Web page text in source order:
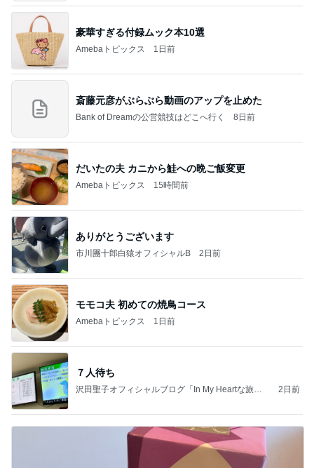
豪華すぎる付録ムック本10選
Amebaトピックス 1日前
斎藤元彦がぶらぶら動画のアップを止めた
Bank of Dreamの公営競技はどこへ行く 8日前
だいたの夫 カニから鮭への晩ご飯変更
Amebaトピックス 15時間前
ありがとうございます
市川團十郎白猿オフィシャルB 2日前
モモコ夫 初めての焼鳥コース
Amebaトピックス 1日前
７人待ち
沢田聖子オフィシャルブログ「In My Heartな旅日
2日前